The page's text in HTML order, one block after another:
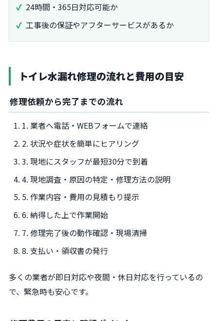
24時間・365日対応可能か
工事後の保証やアフターサービスがあるか
トイレ水漏れ修理の流れと費用の目安
修理依頼から完了までの流れ
1. 業者へ電話・WEBフォームで連絡
2. 状況や症状を簡単にヒアリング
3. 現地にスタッフが最短30分で到着
4. 現地調査・原因の特定・修理方法の説明
5. 作業内容・費用の見積もり提示
6. 納得した上で作業開始
7. 修理完了後の動作確認・現場清掃
8. 支払い・領収書の発行
多くの業者が即日対応や夜間・休日対応を行っているの
で、緊急時も安心です。